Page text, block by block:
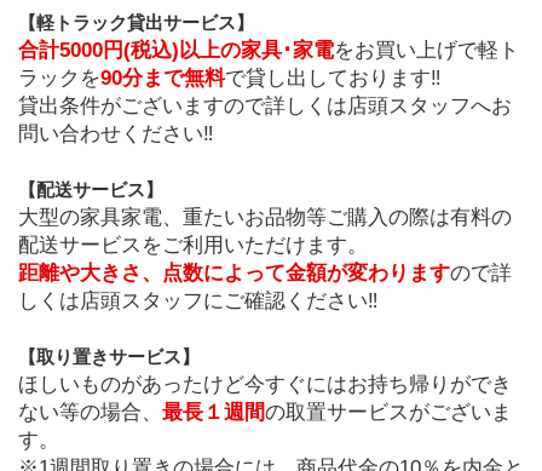
【軽トラック貸出サービス】
合計5000円(税込)以上の家具･家電をお買い上げで軽ト
ラックを90分まで無料で貸し出しております‼
貸出条件がございますので詳しくは店頭スタッフへお
問い合わせください‼
﻿【配送サービス】
大型の家具家電、重たいお品物等ご購入の際は有料の
配送サービスをご利用いただけます。
距離や大きさ、点数によって金額が変わりますので詳
しくは店頭スタッフにご確認ください‼
【取り置きサービス】
ほしいものがあったけど今すぐにはお持ち帰りができ
ない等の場合、 最長１週間の取置サービスがございま
す。